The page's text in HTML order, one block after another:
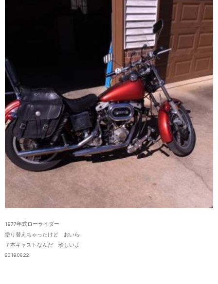
1977年式ローライダー
塗り替えちゃったけど おいら
７本キャストなんだ 珍しいよ
2019.06.22